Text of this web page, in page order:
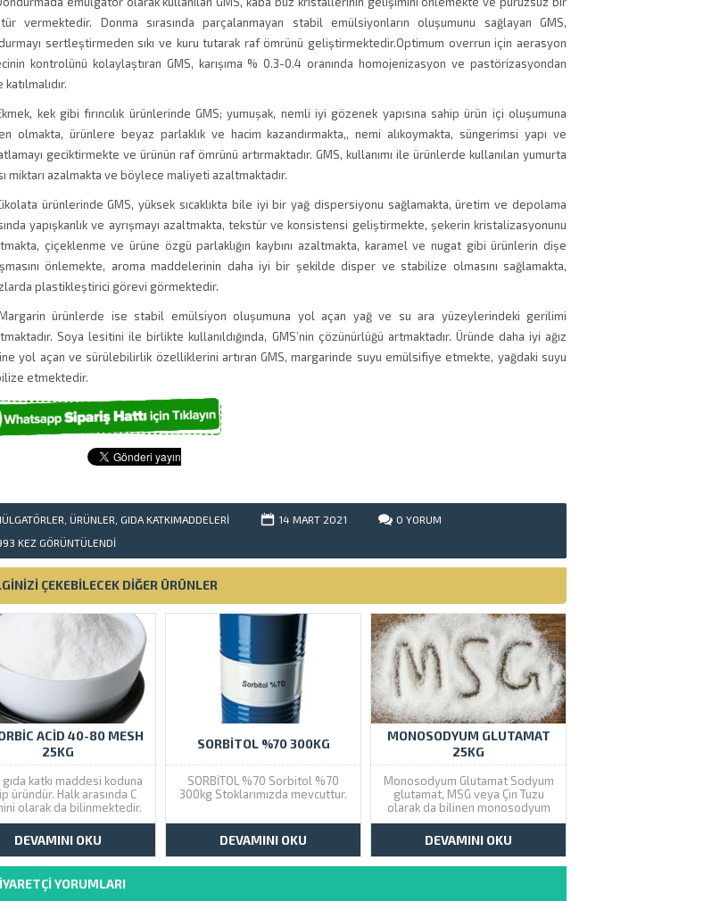
vermektedir. Donma sırasında parçalanmayan stabil emülsiyonların oluşumunu sağlayan GMS,
sertleştirmeden sıkı ve kuru tutarak raf ömrünü geliştirmektedir.Optimum overrun için aerasyon
kontrolünü kolaylaştıran GMS, karışıma % 0.3-0.4 oranında homojenizasyon ve pastörizasyondan
katılmalıdır.
kek gibi fırıncılık ürünlerinde GMS; yumuşak, nemli iyi gözenek yapısına sahip ürün içi oluşumuna
olmakta, ürünlere beyaz parlaklık ve hacim kazandırmakta,, nemi alıkoymakta, süngerimsi yapı ve
geciktirmekte ve ürünün raf ömrünü artırmaktadır. GMS, kullanımı ile ürünlerde kullanılan yumurta
miktarı azalmakta ve böylece maliyeti azaltmaktadır.
ürünlerinde GMS, yüksek sıcaklıkta bile iyi bir yağ dispersiyonu sağlamakta, üretim ve depolama
yapışkanlık ve ayrışmayı azaltmakta, tekstür ve konsistensi geliştirmekte, şekerin kristalizasyonunu
çiçeklenme ve ürüne özgü parlaklığın kaybını azaltmakta, karamel ve nugat gibi ürünlerin dişe
önlemekte, aroma maddelerinin daha iyi bir şekilde disper ve stabilize olmasını sağlamakta,
plastikleştirici görevi görmektedir.
ürünlerde ise stabil emülsiyon oluşumuna yol açan yağ ve su ara yüzeylerindeki gerilimi
Soya lesitini ile birlikte kullanıldığında, GMS’nin çözünürlüğü artmaktadır. Üründe daha iyi ağız
yol açan ve sürülebilirlik özelliklerini artıran GMS, margarinde suyu emülsifiye etmekte, yağdaki suyu
etmektedir.
ÜRÜNLER GIDA KATKIMADDELERI 14 MART 2021 0 YORUM
KEZ GÖRÜNTÜLENDI
ÇEKEBİLECEK DİĞER ÜRÜNLER
ACID 40-80 MESH
25KG
gıda katkı maddesi koduna
üründür. Halk arasında C
olarak da bilinmektedir.
tipi kullanıma uygundur.
DEVAMINI OKU
SORBITOL %70 300KG
SORBİTOL %70 Sorbitol %70
300kg Stoklarımızda mevcuttur.
DEVAMINI OKU
MONOSODYUM GLUTAMAT
25KG
Monosodyum Glutamat Sodyum
glutamat, MSG veya Çin Tuzu
olarak da bilinen monosodyum
glutamat; doğal olarak en fazla
ortaya çıkan esansiyel olmayan
amino asitlerden biri olan
glutamik asidin sodyum tuzudur.
DEVAMINI OKU
YORUMLARI